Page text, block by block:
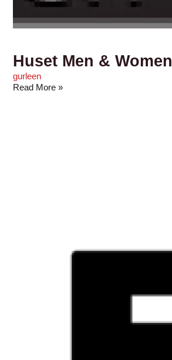
Huset Men & Women
gurleen
Read More »